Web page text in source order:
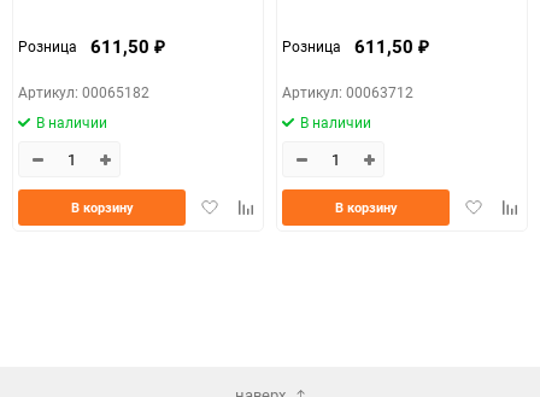
Розница 611,50 ₽
Артикул: 00065182
В наличии
ДобавитьДобавить
В корзину
Розница 611,50 ₽
Артикул: 00063712
В наличии
Добавить
В корзину